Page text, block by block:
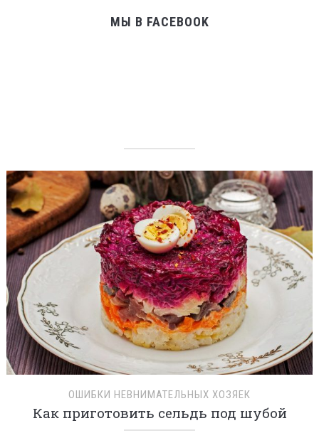
МЫ В FACEBOOK
ОШИБКИ НЕВНИМАТЕЛЬНЫХ ХОЗЯЕК
Как приготовить сельдь под шубой